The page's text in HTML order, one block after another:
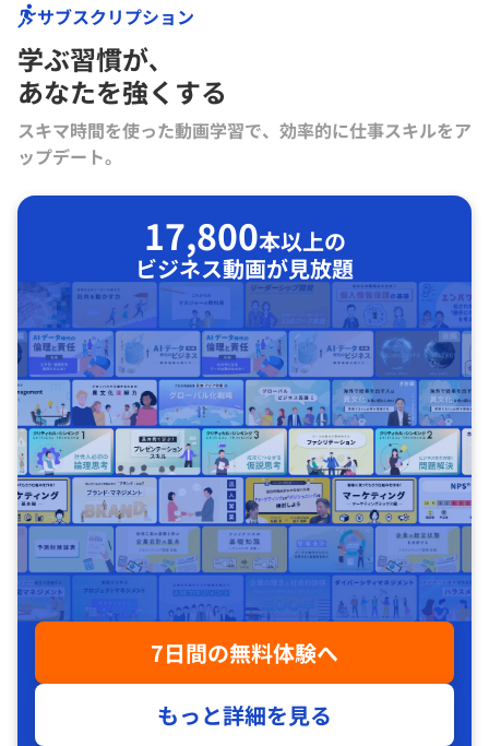
サブスクリプション
学ぶ習慣が､
あなたを強くする
スキマ時間を使った動画学習で、効率的に仕事スキルをア
ップデート。
17,800本以上の
ビジネス動画が見放題
7日間の無料体験へ
もっと詳細を見る